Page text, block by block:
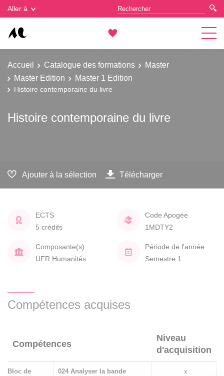
Aller à
Accueil Catalogue des formations
Master
Master Edition
Master 1 Edition
Histoire contemporaine du livre
Histoire contemporaine du livre
Ajouter à la sélection Télécharger
ECTS
5 crédits
Code Apogée
1MDTY2
Composante(s)
UFR Humanités
Période de l'année
Semestre 1
Compétences acquises
Compétences
Niveau
d'acquisition
Bloc de
024 Analyser la bande
x
Gestion des cookies